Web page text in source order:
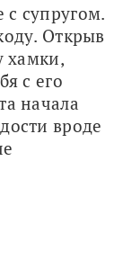
супругом.
Открыв
хамки,
с его
начала
вроде